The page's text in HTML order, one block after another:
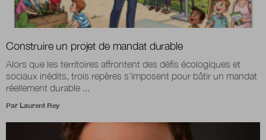
Construire un projet de mandat durable
Alors que les territoires affrontent des défis écologiques et
sociaux inédits, trois repères s’imposent pour bâtir un mandat
réellement durable ...
Par Laurent Rey